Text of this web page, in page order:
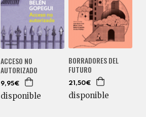
ACCESO NO
AUTORIZADO
9,95€
disponible
BORRADORES DEL
FUTURO
21,50€
disponible